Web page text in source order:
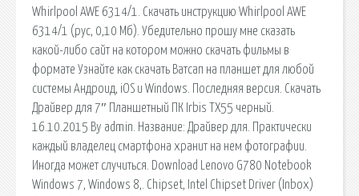
Whirlpool AWE 6314/1. Скачать инструкцию Whirlpool AWE
6314/1 (рус, 0,10 Мб). Убедительно прошу мне сказать
какой-либо сайт на котором можно скачать фильмы в
формате Узнайте как скачать Ватсап на планшет для любой
системы Андроид, iOS и Windows. Последняя версия. Скачать
Драйвер для 7″ Планшетный ПК Irbis TX55 черный.
16.10.2015 By admin. Название: Драйвер для. Практически
каждый владелец смартфона хранит на нем фотографии.
Иногда может случиться. Download Lenovo G780 Notebook
Windows 7, Windows 8,. Chipset, Intel Chipset Driver (Inbox)